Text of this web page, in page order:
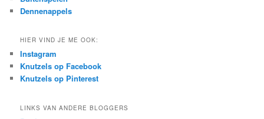
Dennenappels
HIER VIND JE ME OOK:
Instagram
Knutzels op Facebook
Knutzels op Pinterest
LINKS VAN ANDERE BLOGGERS